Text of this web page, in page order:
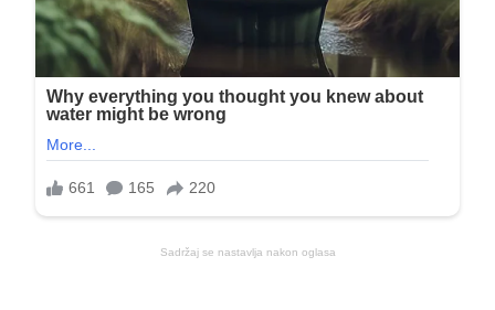
Sadržaj se nastavlja nakon oglasa